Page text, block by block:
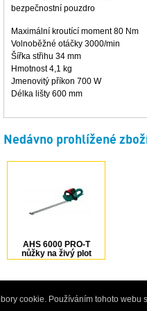
bezpečnostní pouzdro
Maximální kroutící moment 80 Nm
Volnoběžné otáčky 3000/min
Šířka střihu 34 mm
Hmotnost 4,1 kg
Jmenovitý příkon 700 W
Délka lišty 600 mm
Nedávno prohlížené
AHS 6000 PRO-T
nůžky na živý plot
Bosch
a prodej profesionálního
cookie. Používáním tohoto webu